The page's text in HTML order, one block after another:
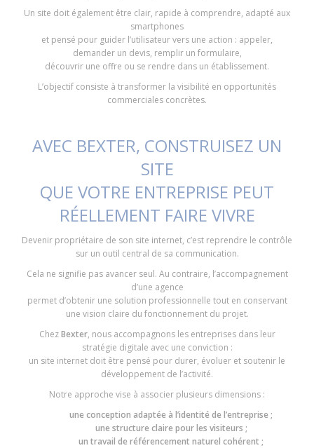
Un site doit également être clair, rapide à comprendre, adapté aux
smartphones
et pensé pour guider l’utilisateur vers une action : appeler,
demander un devis, remplir un formulaire,
découvrir une offre ou se rendre dans un établissement.
L’objectif consiste à transformer la visibilité en opportunités
commerciales concrètes.
AVEC BEXTER, CONSTRUISEZ UN
SITE
QUE VOTRE ENTREPRISE PEUT
RÉELLEMENT FAIRE VIVRE
Devenir propriétaire de son site internet, c’est reprendre le contrôle
sur un outil central de sa communication.
Cela ne signifie pas avancer seul. Au contraire, l’accompagnement
d’une agence
permet d’obtenir une solution professionnelle tout en conservant
une vision claire du fonctionnement du projet.
ChezBexter, nous accompagnons les entreprises dans leur
stratégie digitale avec une conviction :
un site internet doit être pensé pour durer, évoluer et soutenir le
développement de l’activité.
Notre approche vise à associer plusieurs dimensions :
une conception adaptée à l’identité de l’entreprise ;
une structure claire pour les visiteurs ;
un travail de référencement naturel cohérent ;